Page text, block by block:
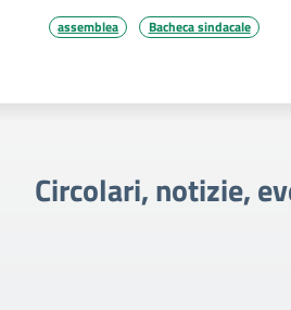
assemblea Bacheca sindacale
Circolari, notizie,